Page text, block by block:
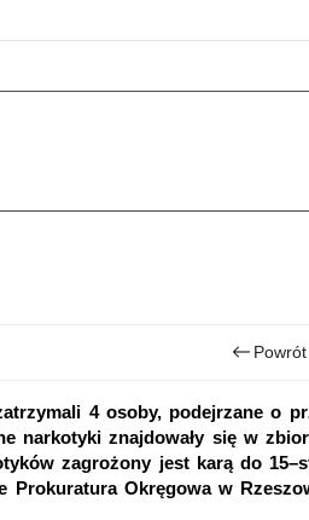
Powrót
4 osoby, podejrzane o
narkotyki znajdowały się w
zagrożony jest karą do
Prokuratura Okręgowa w